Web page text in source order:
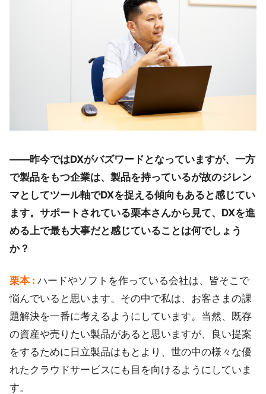
――昨今ではDXがバズワードとなっていますが、一方
で製品をもつ企業は、製品を持っているが故のジレン
マとしてツール軸でDXを捉える傾向もあると感じてい
ます。サポートされている栗本さんから見て、DXを進
める上で最も大事だと感じていることは何でしょう
か？
栗本 : ハードやソフトを作っている会社は、皆そこで
悩んでいると思います。その中で私は、お客さまの課
題解決を一番に考えるようにしています。当然、既存
の資産や売りたい製品があると思いますが、良い提案
をするために日立製品はもとより、世の中の様々な優
れたクラウドサービスにも目を向けるようにしていま
す。